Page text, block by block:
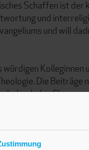
Schaffen ist
und
und will
Die Beiträge
den